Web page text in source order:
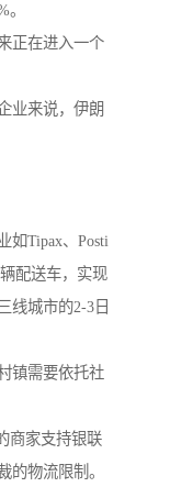
正在进入一个
业来说，伊朗
如Tipax、Posti
配送车，实现
线城市的2-3日
镇需要依托社
商家支持银联
的物流限制。